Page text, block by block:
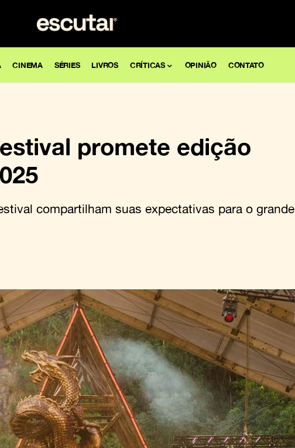
CINEMA SÉRIES LIVROS CRÍTICAS OPINIÃO CONTATO
promete edição
compartilham suas expectativas para o grande